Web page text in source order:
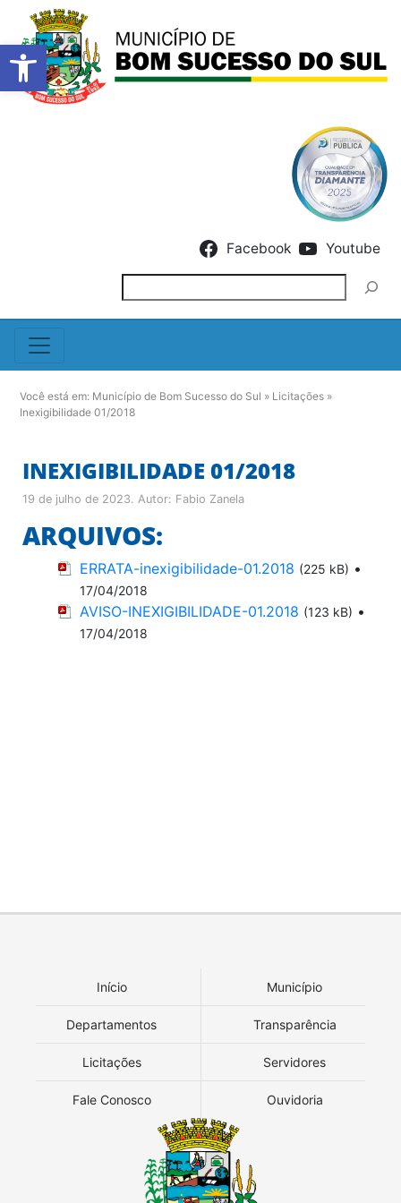
Barra de Ferramentas
Facebook Youtube
Você está em: Município de Bom Sucesso do Sul » Licitações »
Inexigibilidade 01/2018
INEXIGIBILIDADE 01/2018
19 de julho de 2023. Autor: Fabio Zanela
ARQUIVOS:
ERRATA-inexigibilidade-01.2018 (225 kB) •
17/04/2018
AVISO-INEXIGIBILIDADE-01.2018 (123 kB) •
17/04/2018
Início Município
Departamentos Transparência
Licitações Servidores
Fale Conosco Ouvidoria